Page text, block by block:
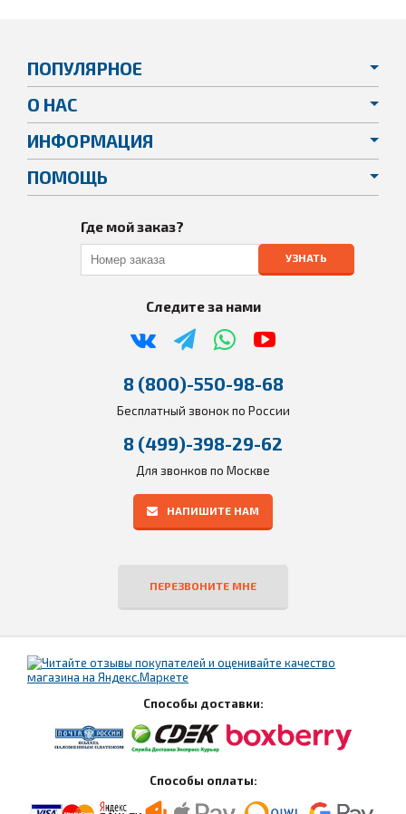
ПОПУЛЯРНОЕ
О НАС
ИНФОРМАЦИЯ
ПОМОЩЬ
Где мой заказ?
УЗНАТЬ
Следите за нами
8 (800)-550-98-68
Бесплатный звонок по России
8 (499)-398-29-62
Для звонков по Москве
НАПИШИТЕ НАМ
ПЕРЕЗВОНИТЕ МНЕ
Способы доставки:
Способы оплаты: